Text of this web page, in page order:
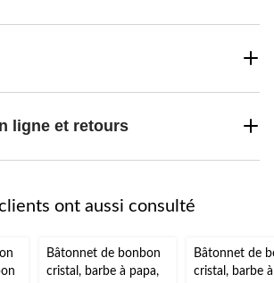
ligne et retours
ont aussi consulté
Bâtonnet de bonbon
cristal, barbe à papa,
Bâtonnet de
cristal, barbe